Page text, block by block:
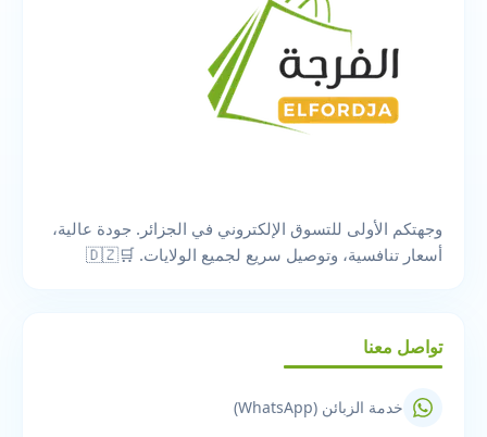
وجهتكم الأولى للتسوق الإلكتروني في الجزائر. جودة عالية،
أسعار تنافسية، وتوصيل سريع لجميع الولايات. 🛒🇩🇿
تواصل معنا
خدمة الزبائن (WhatsApp)